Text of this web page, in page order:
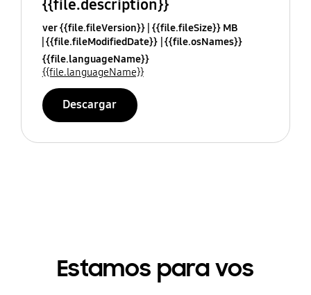
{{file.description}}
ver {{file.fileVersion}} {{file.fileSize}} MB
{{file.fileModifiedDate}} {{file.osNames}}
{{file.languageName}}
{{file.languageName}}
Descargar
Estamos para vos